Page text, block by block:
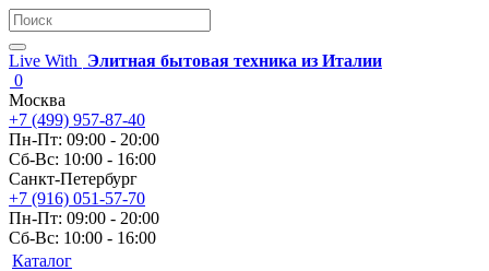
Live With
Элитная бытовая техника из Италии
0
Москва
+7 (499) 957-87-40
Пн-Пт: 09:00 - 20:00
Сб-Вс: 10:00 - 16:00
Санкт-Петербург
+7 (916) 051-57-70
Пн-Пт: 09:00 - 20:00
Сб-Вс: 10:00 - 16:00
Каталог